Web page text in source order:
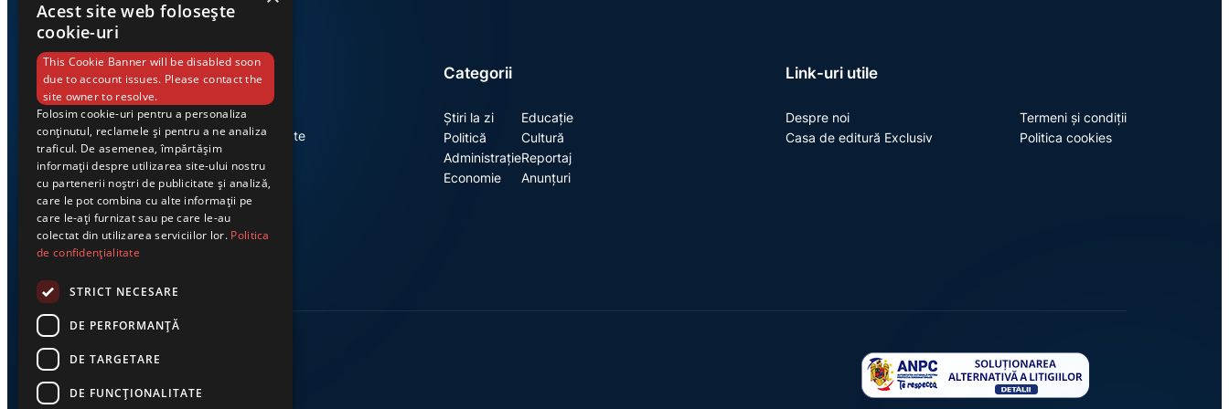
Știri din Valea Jiului, prezentate
corect și la timp. Ziarul Exclusiv te
conectează zi de zi la cele mai
importante evenimente din
regiune.
Categorii
Știri la zi
Politică
Administrație
Economie
Educație
Cultură
Reportaj
Anunțuri
Link-uri utile
Despre noi
Casa de editură Exclusiv
Termeni și condiții
Politica cookies
Acest site web folosește
cookie-uri
This Cookie Banner will be disabled soon
due to account issues. Please contact the
site owner to resolve.
Folosim cookie-uri pentru a personaliza
conținutul, reclamele și pentru a ne analiza
traficul. De asemenea, împărtășim
informații despre utilizarea site-ului nostru
cu partenerii noștri de publicitate și analiză,
care le pot combina cu alte informații pe
care le-ați furnizat sau pe care le-au
colectat din utilizarea serviciilor lor. Politica
de confidențialitate
STRICT NECESARE
DE PERFORMANȚĂ
DE TARGETARE
DE FUNCŢIONALITATE